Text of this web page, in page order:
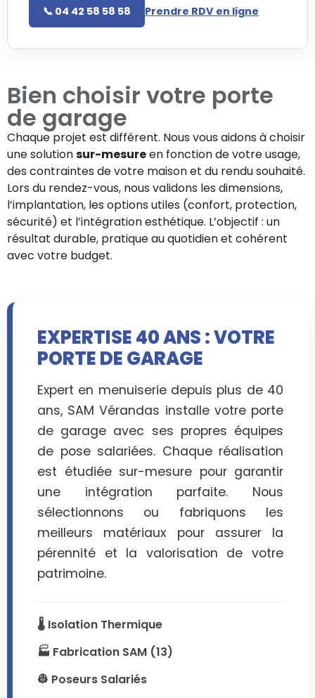
📞 04 42 58 58 58 Prendre RDV en ligne
Bien choisir votre porte
de garage
Chaque projet est différent. Nous vous aidons à choisir
une solutionsur-mesureen fonction de votre usage,
des contraintes de votre maison et du rendu souhaité.
Lors du rendez-vous, nous validons les dimensions,
l’implantation, les options utiles (confort, protection,
sécurité) et l’intégration esthétique. L’objectif : un
résultat durable, pratique au quotidien et cohérent
avec votre budget.
EXPERTISE 40 ANS : VOTRE
PORTE DE GARAGE
Expert en menuiserie depuis plus de 40
ans, SAM Vérandas installe votre porte
de garage avec ses propres équipes
de pose salariées. Chaque réalisation
est étudiée sur-mesure pour garantir
une intégration parfaite. Nous
sélectionnons ou fabriquons les
meilleurs matériaux pour assurer la
pérennité et la valorisation de votre
patrimoine.
🌡️ Isolation Thermique
🏭 Fabrication SAM (13)
👷 Poseurs Salariés